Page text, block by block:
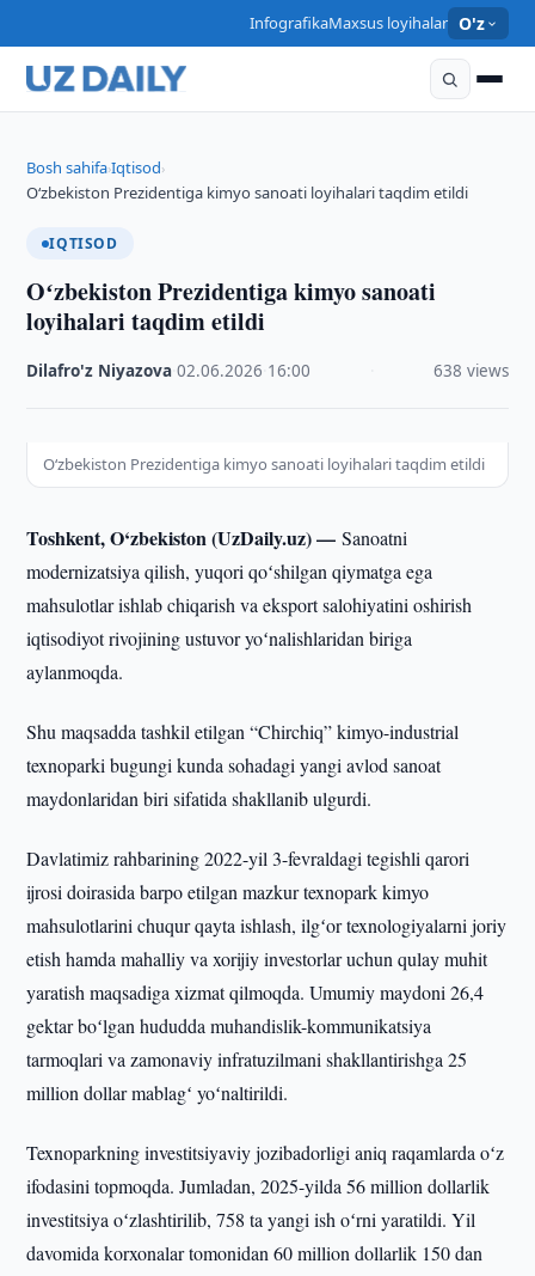
InfografikaMaxsus loyihalar O'z
Bosh sahifa›Iqtisod›
Oʻzbekiston Prezidentiga kimyo sanoati loyihalari taqdim etildi
IQTISOD
Oʻzbekiston Prezidentiga kimyo sanoati
loyihalari taqdim etildi
Dilafro'z Niyazova ·02.06.2026 16:00 638 views
Oʻzbekiston Prezidentiga kimyo sanoati loyihalari taqdim etildi
Toshkent, O‘zbekiston (UzDaily.uz) —Sanoatni
modernizatsiya qilish, yuqori qoʻshilgan qiymatga ega
mahsulotlar ishlab chiqarish va eksport salohiyatini oshirish
iqtisodiyot rivojining ustuvor yoʻnalishlaridan biriga
aylanmoqda.
Shu maqsadda tashkil etilgan “Chirchiq” kimyo-industrial
texnoparki bugungi kunda sohadagi yangi avlod sanoat
maydonlaridan biri sifatida shakllanib ulgurdi.
Davlatimiz rahbarining 2022-yil 3-fevraldagi tegishli qarori
ijrosi doirasida barpo etilgan mazkur texnopark kimyo
mahsulotlarini chuqur qayta ishlash, ilgʻor texnologiyalarni joriy
etish hamda mahalliy va xorijiy investorlar uchun qulay muhit
yaratish maqsadiga xizmat qilmoqda. Umumiy maydoni 26,4
gektar boʻlgan hududda muhandislik-kommunikatsiya
tarmoqlari va zamonaviy infratuzilmani shakllantirishga 25
million dollar mablagʻ yoʻnaltirildi.
Texnoparkning investitsiyaviy jozibadorligi aniq raqamlarda oʻz
ifodasini topmoqda. Jumladan, 2025-yilda 56 million dollarlik
investitsiya oʻzlashtirilib, 758 ta yangi ish oʻrni yaratildi. Yil
davomida korxonalar tomonidan 60 million dollarlik 150 dan